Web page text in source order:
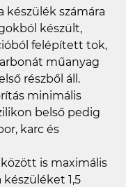
készülék számára
készült,
felépített tok,
műanyag
részből áll.
minimális
belső pedig
karc és
is maximális
1,5